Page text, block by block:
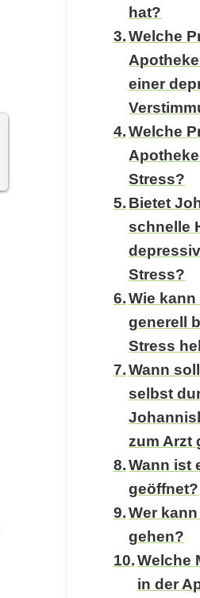
hat?
Welche
einer
Welche
Stress?
Bietet
schnelle
Stress?
Wie
generell
Stress
Wann
selbst
zum Arzt
Wann ist
geöffnet?
Wer
gehen?
Welche
in der